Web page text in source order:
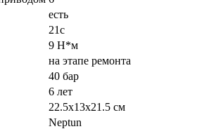
есть
21с
9 Н*м
на этапе ремонта
40 бар
6 лет
22.5x13x21.5 см
Neptun